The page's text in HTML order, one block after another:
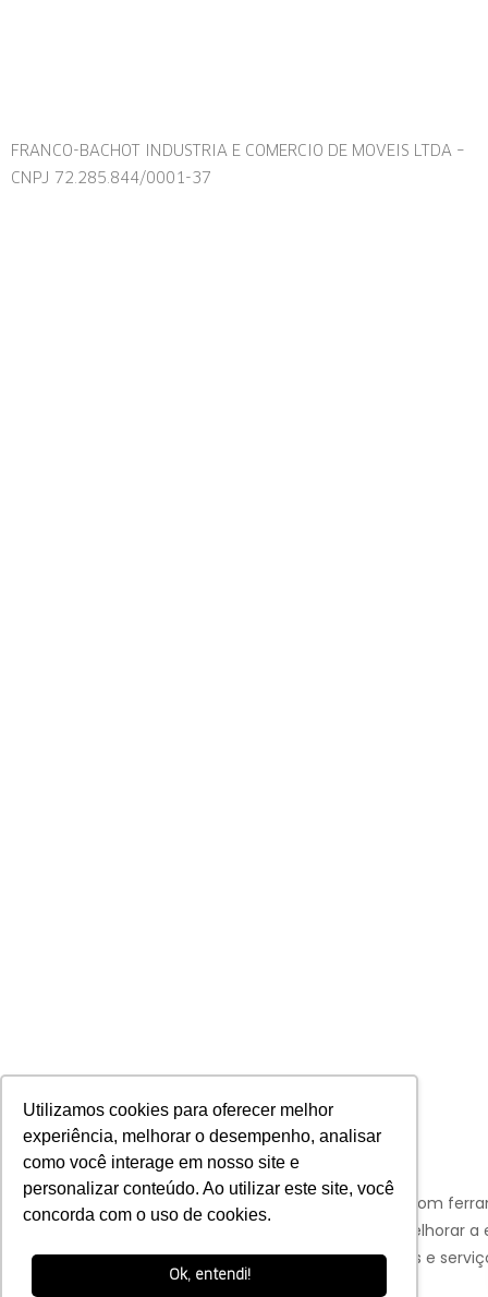
Utilizamos cookies para oferecer melhor
experiência, melhorar o desempenho, analisar
como você interage em nosso site e
personalizar conteúdo. Ao utilizar este site, você
concorda com o uso de cookies.
Ok, entendi!
FRANCO-BACHOT INDUSTRIA E COMERCIO DE MOVEIS LTDA –
CNPJ 72.285.844/0001-37
Aviso:
Nós da Franco Bachot utilizamos de cookies com
Google e Facebook para verificar informações e melhorar a
de nossos clientes para oferecer melhores produtos e